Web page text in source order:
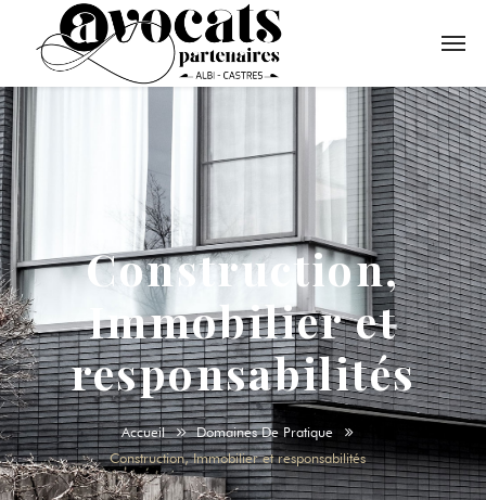
Construction,
Immobilier et
responsabilités
Accueil
Domaines De Pratique
Construction, Immobilier et responsabilités